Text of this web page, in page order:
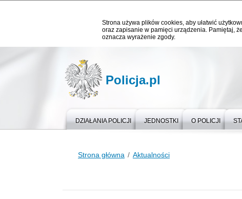
Strona używa plików cookies, aby ułatwić
oraz zapisanie w pamięci urządzenia. Pamiętaj,
oznacza wyrażenie zgody.
Policja.pl
DZIAŁANIA POLICJI JEDNOSTKI O POLICJI
Strona główna Aktualności